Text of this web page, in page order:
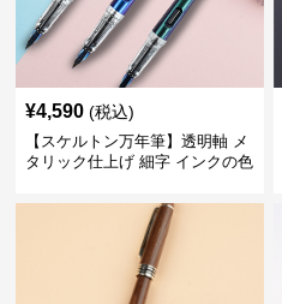
¥4,590 (税込)
【スケルトン万年筆】透明軸 メ
タリック仕上げ 細字 インクの色
する